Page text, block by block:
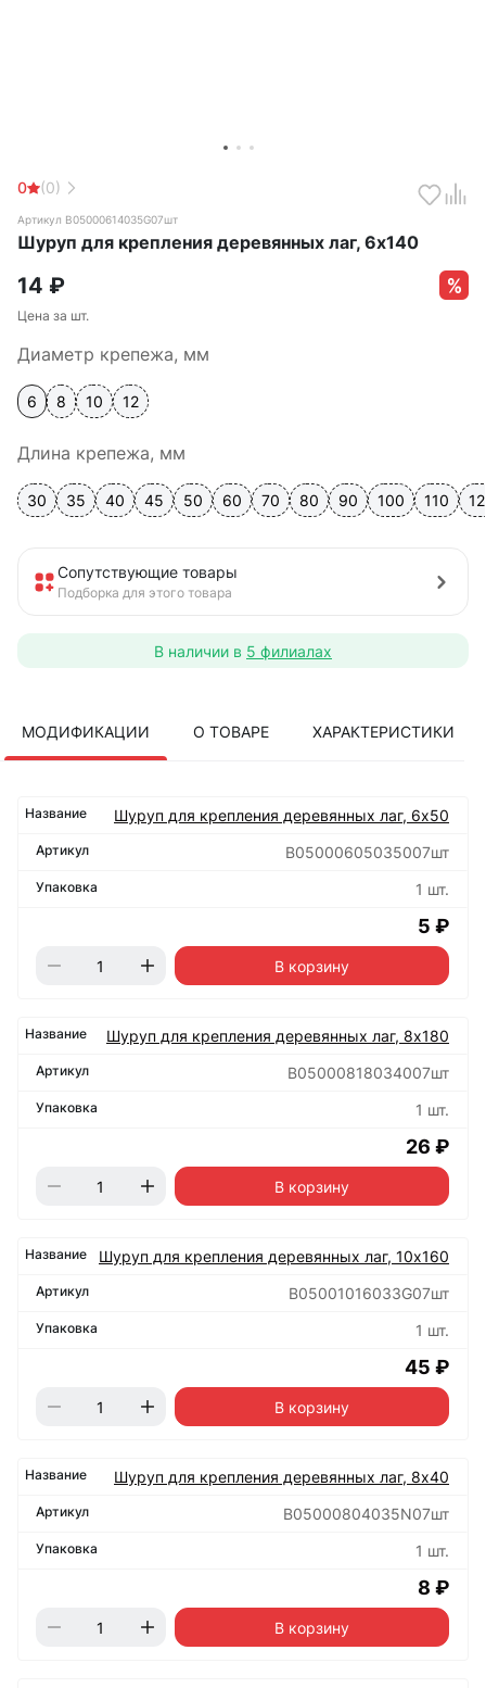
0 (0)
Артикул B05000614035G07шт
Шуруп для крепления деревянных лаг, 6х140
14 ₽
Цена за шт.
Диаметр крепежа, мм
6 8 10 12
Длина крепежа, мм
30 35 40 45 50 60 70 80 90 100 110
Сопутствующие товары
Подборка для этого товара
В наличии в 5 филиалах
МОДИФИКАЦИИ О ТОВАРЕ ХАРАКТЕРИСТИКИ
Шуруп для крепления деревянных лаг, 6х50
B05000605035007шт
1 шт.
5 ₽
В корзину
Шуруп для крепления деревянных лаг, 8х180
B05000818034007шт
1 шт.
26 ₽
В корзину
Шуруп для крепления деревянных лаг, 10х160
B05001016033G07шт
1 шт.
45 ₽
В корзину
Шуруп для крепления деревянных лаг, 8х40
B05000804035N07шт
1 шт.
8 ₽
В корзину